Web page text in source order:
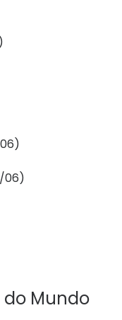
06)
do Mundo